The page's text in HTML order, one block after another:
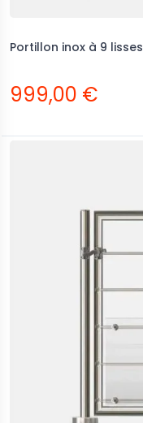
Portillon inox à 9 lisses
999,00 €